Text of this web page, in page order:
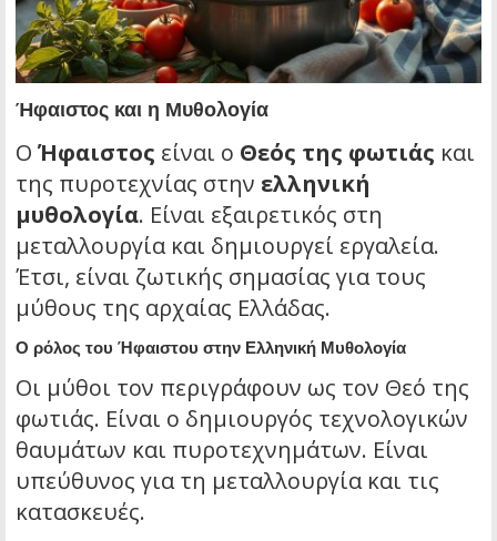
Ήφαιστος και η Μυθολογία
Ο Ήφαιστος είναι ο Θεός της φωτιάς και
της πυροτεχνίας στην ελληνική
μυθολογία. Είναι εξαιρετικός στη
μεταλλουργία και δημιουργεί εργαλεία.
Έτσι, είναι ζωτικής σημασίας για τους
μύθους της αρχαίας Ελλάδας.
Ο ρόλος του Ήφαιστου στην Ελληνική Μυθολογία
Οι μύθοι τον περιγράφουν ως τον Θεό της
φωτιάς. Είναι ο δημιουργός τεχνολογικών
θαυμάτων και πυροτεχνημάτων. Είναι
υπεύθυνος για τη μεταλλουργία και τις
κατασκευές.